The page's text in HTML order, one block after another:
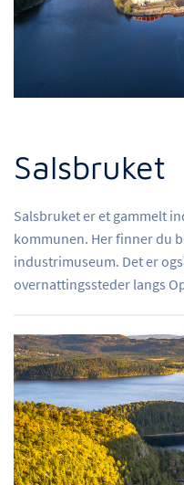
Salsbruket
Salsbruket er et gammelt
kommunen. Her finner du
industrimuseum. Det er
overnattingssteder langs